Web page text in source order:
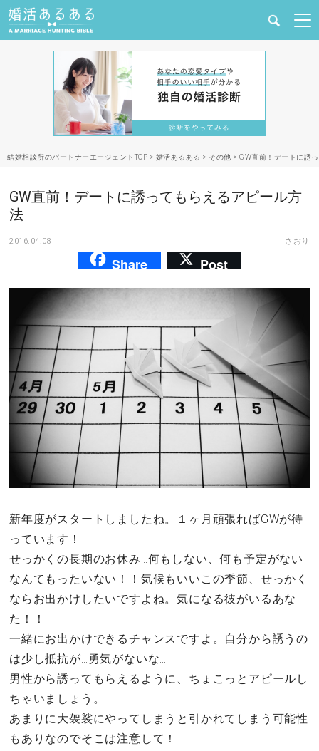
婚活と結婚
恋愛の悩み
合コン・街コン
マッチングアプリ
あるある
その他
ドキドキ
仕事とキャリア
特集
ファッション・美容
グルメ
趣味・旅行
セックスライフ
不倫・だめ男
感動
結婚相談所のパートナーエージェントTOP > 婚活あるある > その他 > GW直前！デートに誘
GW直前！デートに誘ってもらえるアピール方
法
2016.04.08 さおり
Share Post
新年度がスタートしましたね。１ヶ月頑張ればGWが待
っています！
せっかくの長期のお休み…何もしない、何も予定がない
なんてもったいない！！気候もいいこの季節、せっかく
ならお出かけしたいですよね。気になる彼がいるあな
た！！
一緒にお出かけできるチャンスですよ。自分から誘うの
は少し抵抗が…勇気がないな…
男性から誘ってもらえるように、ちょこっとアピールし
ちゃいましょう。
あまりに大袈裟にやってしまうと引かれてしまう可能性
もありなのでそこは注意して！